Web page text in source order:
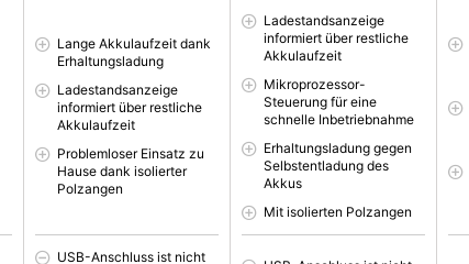
Lange Akkulaufzeit dank
Erhaltungsladung
Ladestandsanzeige
informiert über restliche
Akkulaufzeit
Problemloser Einsatz zu
Hause dank isolierter
Polzangen
USB-Anschluss ist nicht
Ladestandsanzeige
informiert über restliche
Akkulaufzeit
Mikroprozessor-
Steuerung für eine
schnelle Inbetriebnahme
Erhaltungsladung gegen
Selbstentladung des
Akkus
Mit isolierten Polzangen